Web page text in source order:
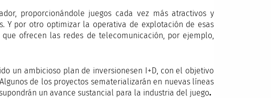
proporcionándole juegos cada vez más atractivos y
Y por otro optimizar la operativa de explotación de esas
ofrecen las redes de telecomunicación, por ejemplo,
un ambicioso plan de inversionesen I+D, con el objetivo
de los proyectos sematerializarán en nuevas líneas
un avance sustancial para la industria del juego.